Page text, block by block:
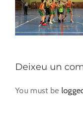
Deixeu un
You must be